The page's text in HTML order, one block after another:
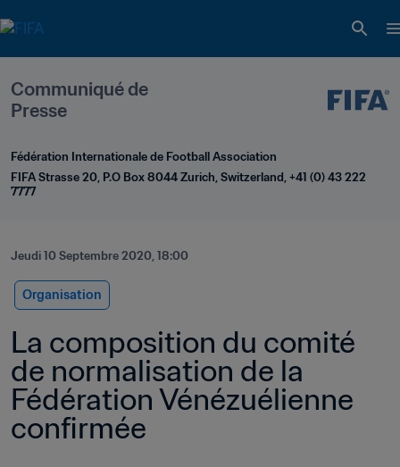
Communiqué de
Presse
Fédération Internationale de Football Association
FIFA Strasse 20, P.O Box 8044 Zurich, Switzerland, +41 (0) 43 222
7777
Jeudi 10 Septembre 2020, 18:00
Organisation
La composition du comité
de normalisation de la
Fédération Vénézuélienne
confirmée